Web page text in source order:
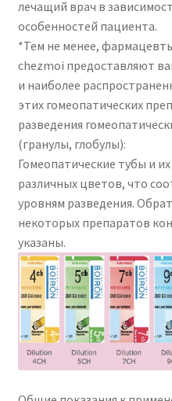
лечащий врач в
особенностей пациента.
*Тем не менее,
chezmoi предоставляют
и наиболее
этих гомеопатических
разведения
(гранулы, глобулы):
Гомеопатические тубы и
различных цветов, что
уровням разведения.
некоторых препаратов
указаны.